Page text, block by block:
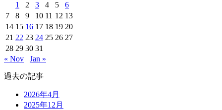
1
2 3 4 5
6
7
8 9 10 11 12 13
14 15 16 17 18 19 20
21 22 23 24 25 26 27
28 29 30 31
« Nov
Jan »
過去の記事
2026年4月
2025年12月